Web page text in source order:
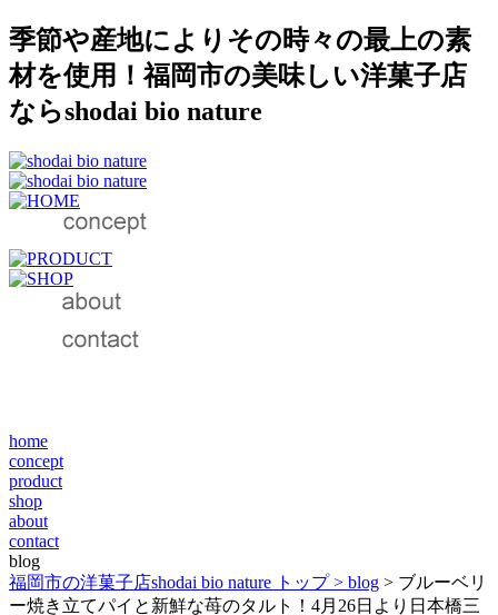
季節や産地によりその時々の最上の素
材を使用！福岡市の美味しい洋菓子店
ならshodai bio nature
home
concept
product
shop
about
contact
blog
福岡市の洋菓子店shodai bio nature トップ > blog > ブルーベリ
ー焼き立てパイと新鮮な苺のタルト！4月26日より日本橋三